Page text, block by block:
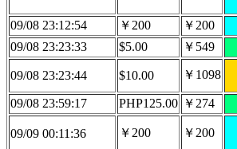
09/08 23:12:54
￥200 ￥200
09/08 23:23:33
$5.00 ￥549
09/08 23:23:44 $10.00 ￥1098
09/08 23:59:17 PHP125.00 ￥274
09/09 00:11:36 ￥200 ￥200